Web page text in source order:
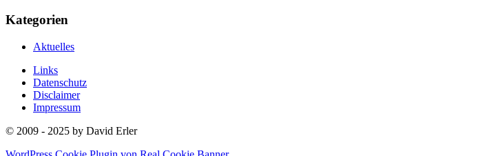
Kategorien
Aktuelles
Links
Datenschutz
Disclaimer
Impressum
© 2009 - 2025 by David Erler